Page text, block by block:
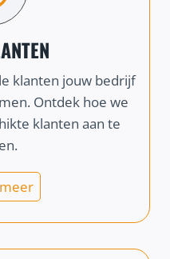
klanten jouw bedrijf
Ontdek hoe we
klanten aan te